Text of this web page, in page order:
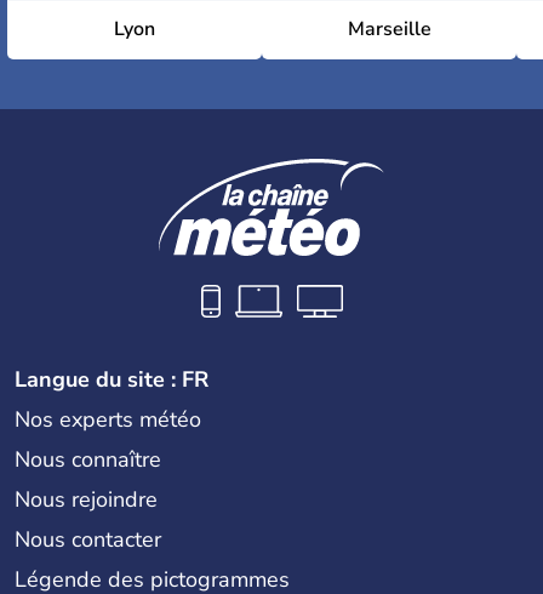
Lyon Marseille
Langue du site : FR
Nos experts météo
Nous connaître
Nous rejoindre
Nous contacter
Légende des pictogrammes